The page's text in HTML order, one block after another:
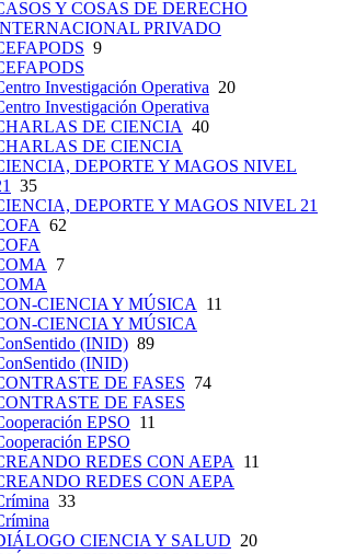
Y COSAS DE DERECHO
PRIVADO
9
Investigación Operativa 20
Investigación Operativa
DE CIENCIA 40
DE CIENCIA
DEPORTE Y MAGOS NIVEL
35
DEPORTE Y MAGOS NIVEL 21
62
7
CIENCIA Y MÚSICA
11
CIENCIA Y MÚSICA
(INID) 89
(INID)
DE FASES 74
DE FASES
EPSO 11
EPSO
REDES CON AEPA
11
REDES CON AEPA
33
CIENCIA Y SALUD 20